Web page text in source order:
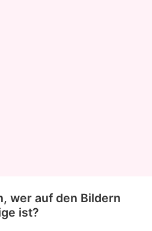
wer auf den Bildern
ist?